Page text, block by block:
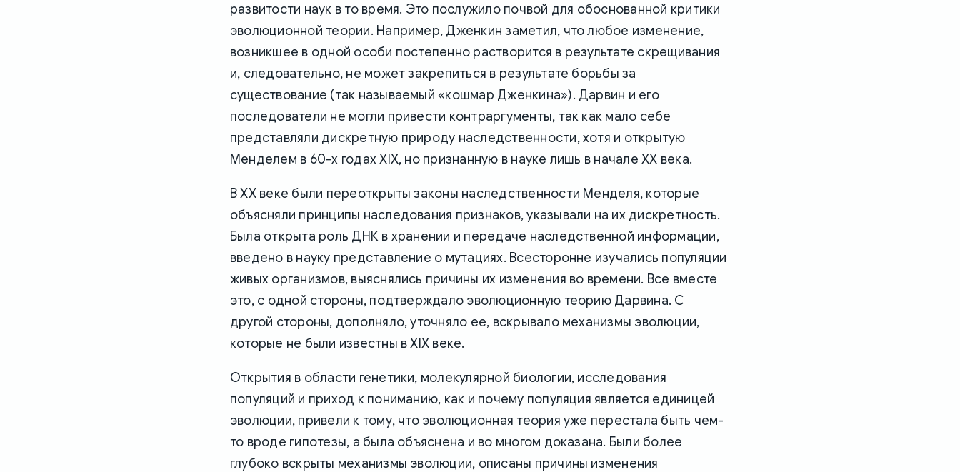
развитости наук в то время. Это послужило почвой для обоснованной критики
эволюционной теории. Например, Дженкин заметил, что любое изменение,
возникшее в одной особи постепенно растворится в результате скрещивания
и, следовательно, не может закрепиться в результате борьбы за
существование (так называемый «кошмар Дженкина»). Дарвин и его
последователи не могли привести контраргументы, так как мало себе
представляли дискретную природу наследственности, хотя и открытую
Менделем в 60-х годах XIX, но признанную в науке лишь в начале XX века.
В XX веке были переоткрыты законы наследственности Менделя, которые
объясняли принципы наследования признаков, указывали на их дискретность.
Была открыта роль ДНК в хранении и передаче наследственной информации,
введено в науку представление о мутациях. Всесторонне изучались популяции
живых организмов, выяснялись причины их изменения во времени. Все вместе
это, с одной стороны, подтверждало эволюционную теорию Дарвина. С
другой стороны, дополняло, уточняло ее, вскрывало механизмы эволюции,
которые не были известны в XIX веке.
Открытия в области генетики, молекулярной биологии, исследования
популяций и приход к пониманию, как и почему популяция является единицей
эволюции, привели к тому, что эволюционная теория уже перестала быть чем-
то вроде гипотезы, а была объяснена и во многом доказана. Были более
глубоко вскрыты механизмы эволюции, описаны причины изменения